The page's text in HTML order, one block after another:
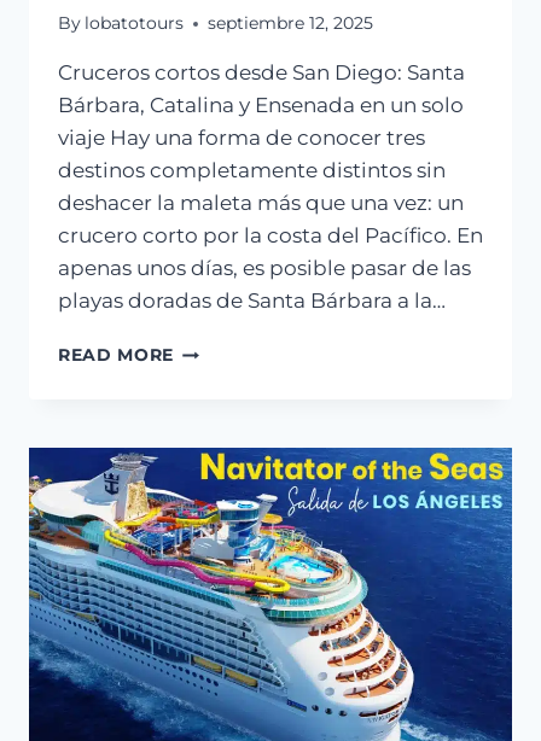
By lobatotours septiembre 12, 2025
Cruceros cortos desde San Diego: Santa
Bárbara, Catalina y Ensenada en un solo
viaje Hay una forma de conocer tres
destinos completamente distintos sin
deshacer la maleta más que una vez: un
crucero corto por la costa del Pacífico. En
apenas unos días, es posible pasar de las
playas doradas de Santa Bárbara a la…
READ MORE CRUCERO
KONINGSDAM
DESDE
SAN
DIEGO